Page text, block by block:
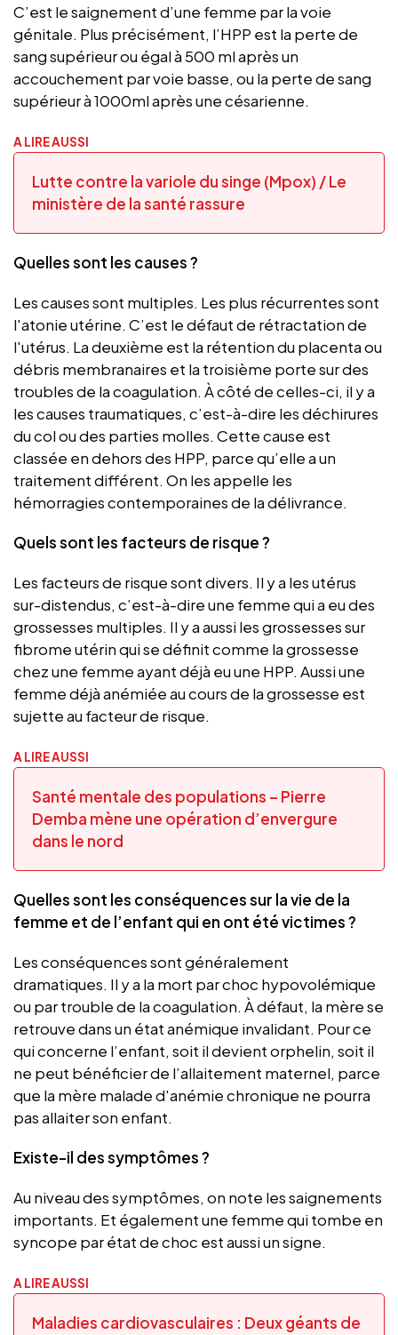
C’est le saignement d’une femme par la voie
génitale. Plus précisément, l’HPP est la perte de
sang supérieur ou égal à 500 ml après un
accouchement par voie basse, ou la perte de sang
supérieur à 1000ml après une césarienne.
A LIRE AUSSI
Lutte contre la variole du singe (Mpox) / Le
ministère de la santé rassure
Quelles sont les causes ?
Les causes sont multiples. Les plus récurrentes sont
l'atonie utérine. C’est le défaut de rétractation de
l'utérus. La deuxième est la rétention du placenta ou
débris membranaires et la troisième porte sur des
troubles de la coagulation. À côté de celles-ci, il y a
les causes traumatiques, c’est-à-dire les déchirures
du col ou des parties molles. Cette cause est
classée en dehors des HPP, parce qu’elle a un
traitement différent. On les appelle les
hémorragies contemporaines de la délivrance.
Quels sont les facteurs de risque ?
Les facteurs de risque sont divers. Il y a les utérus
sur-distendus, c’est-à-dire une femme qui a eu des
grossesses multiples. Il y a aussi les grossesses sur
fibrome utérin qui se définit comme la grossesse
chez une femme ayant déjà eu une HPP. Aussi une
femme déjà anémiée au cours de la grossesse est
sujette au facteur de risque.
A LIRE AUSSI
Santé mentale des populations – Pierre
Demba mène une opération d’envergure
dans le nord
Quelles sont les conséquences sur la vie de la
femme et de l’enfant qui en ont été victimes ?
Les conséquences sont généralement
dramatiques. Il y a la mort par choc hypovolémique
ou par trouble de la coagulation. À défaut, la mère se
retrouve dans un état anémique invalidant. Pour ce
qui concerne l’enfant, soit il devient orphelin, soit il
ne peut bénéficier de l’allaitement maternel, parce
que la mère malade d'anémie chronique ne pourra
pas allaiter son enfant.
Existe-il des symptômes ?
Au niveau des symptômes, on note les saignements
importants. Et également une femme qui tombe en
syncope par état de choc est aussi un signe.
A LIRE AUSSI
Maladies cardiovasculaires : Deux géants de